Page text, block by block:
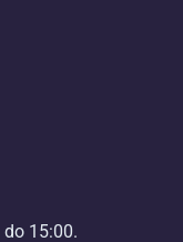
15:00.